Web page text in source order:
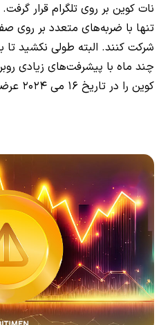
نات کوین بر روی تلگرام قرار
تنها با ضربه‌های متعدد بر روی
شرکت کنند. البته طولی نکشید
چند ماه با پیشرفت‌های زیادی
کوین را در تاریخ 16 می 2024 عرضه کردند.